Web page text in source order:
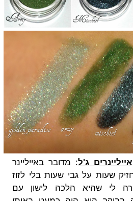
ג'ל: מדובר באייליינר
שעות על גבי שעות בלי לזוז
לי שהיא הלכה לישון עם